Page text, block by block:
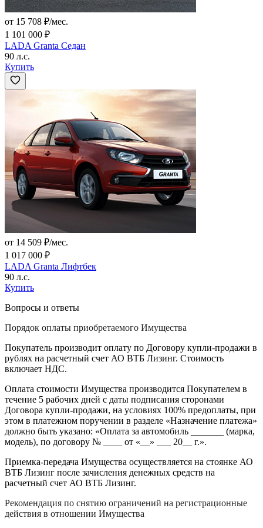
от 15 708 ₽/мес.
1 101 000 ₽
LADA Granta Седан
90 л.с.
Купить
от 14 509 ₽/мес.
1 017 000 ₽
LADA Granta Лифтбек
90 л.с.
Купить
Вопросы и ответы
Порядок оплаты приобретаемого Имущества
Покупатель производит оплату по Договору купли-продажи в
рублях на расчетный счет АО ВТБ Лизинг. Стоимость
включает НДС.
Оплата стоимости Имущества производится Покупателем в
течение 5 рабочих дней с даты подписания сторонами
Договора купли-продажи, на условиях 100% предоплаты, при
этом в платежном поручении в разделе «Назначение платежа»
должно быть указано: «Оплата за автомобиль _______ (марка,
модель), по договору № ____ от «__» ___ 20__ г.».
Приемка-передача Имущества осуществляется на стоянке АО
ВТБ Лизинг после зачисления денежных средств на
расчетный счет АО ВТБ Лизинг.
Рекомендация по снятию ограничений на регистрационные
действия в отношении Имущества